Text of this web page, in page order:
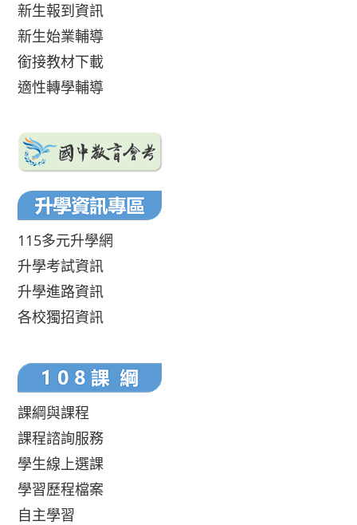
新生報到資訊
新生始業輔導
銜接教材下載
適性轉學輔導
115多元升學網
升學考試資訊
升學進路資訊
各校獨招資訊
課綱與課程
課程諮詢服務
學生線上選課
學習歷程檔案
自主學習